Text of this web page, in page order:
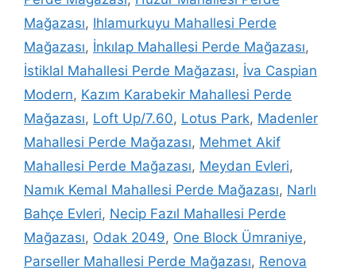
Mağazası, Ihlamurkuyu Mahallesi Perde
Mağazası, İnkılap Mahallesi Perde Mağazası,
İstiklal Mahallesi Perde Mağazası, İva Caspian
Modern, Kazım Karabekir Mahallesi Perde
Mağazası, Loft Up/7.60, Lotus Park, Madenler
Mahallesi Perde Mağazası, Mehmet Akif
Mahallesi Perde Mağazası, Meydan Evleri,
Namık Kemal Mahallesi Perde Mağazası, Narlı
Bahçe Evleri, Necip Fazıl Mahallesi Perde
Mağazası, Odak 2049, One Block Ümraniye,
Parseller Mahallesi Perde Mağazası, Renova